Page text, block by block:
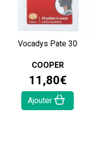
Vocadys Pate 30
COOPER
11 ,80€
Ajouter